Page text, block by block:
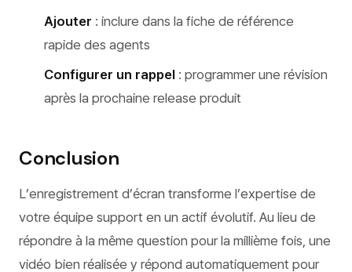
Ajouter : inclure dans la fiche de référence
rapide des agents
Configurer un rappel : programmer une révision
après la prochaine release produit
Conclusion
L’enregistrement d’écran transforme l’expertise de
votre équipe support en un actif évolutif. Au lieu de
répondre à la même question pour la millième fois, une
vidéo bien réalisée y répond automatiquement pour